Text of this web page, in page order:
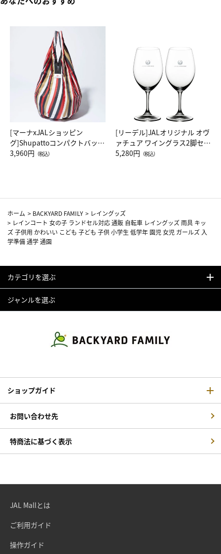
[マーナxJALショッピン
グ]Shupattoコンパクトバッグ
Drop JAL客室乗務員（LC）ス
3,960円 （税込）
[リーデル]JALオリジナル オヴ
ァチュア ワイングラス2脚セッ
ト（レッドワイン）
5,280円 （税込）
ホーム > BACKYARD FAMILY > レイングッズ
> レインコート 女の子 ランドセル対応 通販 自転車 レイングッズ 雨具 キッ
ズ 子供用 かわいい こども 子ども 子供 小学生 低学年 園児 女児 ガールズ 入
学準備 通学 通園
カテゴリを選ぶ
ジャンルを選ぶ
ショップガイド
お問い合わせ先
特商法に基づく表示
JAL Mallとは
ご利用ガイド
操作ガイド